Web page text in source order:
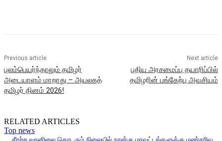
Previous article
புலம்பெயர்ந்தாலும் தமிழர்
அடையாளம் மாறாது – அயலகத்
தமிழர் தினம் 2026!
Next article
புதிய அரசமைப்பு தயாரிப்பில்
தமிழரின் பங்கேற்பு அவசியம்
RELATED ARTICLES
Top news